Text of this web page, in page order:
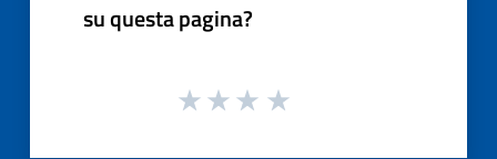
su questa pagina?